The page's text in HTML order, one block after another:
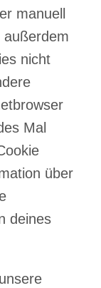
manuell
außerdem
nicht
Mal
über
deines